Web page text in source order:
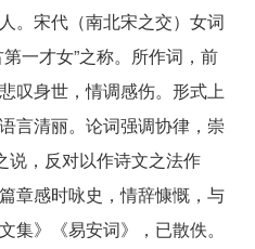
。宋代（南北宋之交）女词
一才女”之称。所作词，前
叹身世，情调感伤。形式上
言清丽。论词强调协律，崇
说，反对以作诗文之法作
章感时咏史，情辞慷慨，与
集》《易安词》，已散佚。